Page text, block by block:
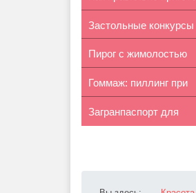
рыбу ...
Застольные конкурсы
юбилей
Пирог с жимолостью
«Сладкая кис...
Гоммаж: пиллинг при
беременности
Загранпаспорт для